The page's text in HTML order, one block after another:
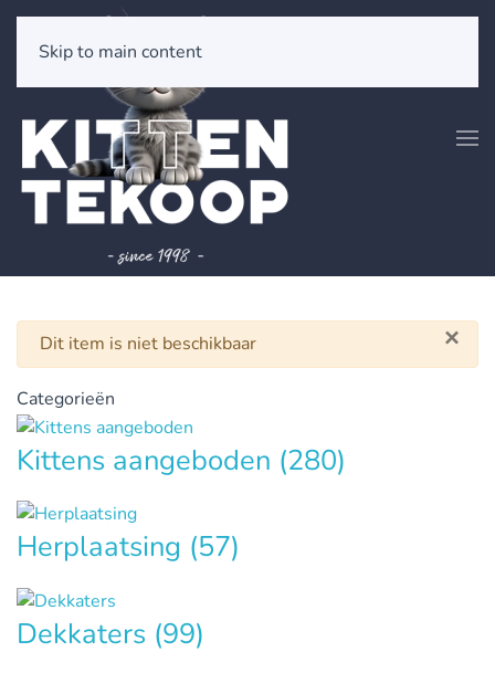
Skip to main content
×
Waarschuwing
Dit item is niet beschikbaar
Categorieën
Kittens aangeboden (280)
Herplaatsing (57)
Dekkaters (99)